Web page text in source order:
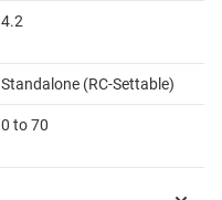
4.2
Standalone (RC-Settable)
0 to 70